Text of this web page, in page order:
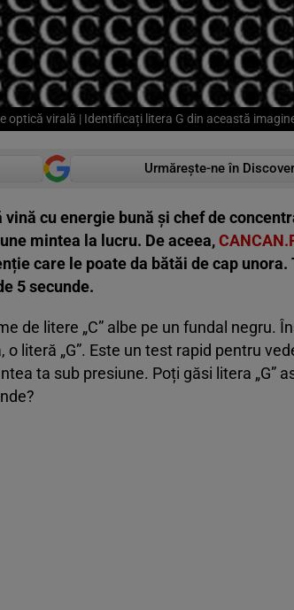
optică virală | Identificați litera G din această
Urmărește-ne în Discover
cu energie bună și chef de
mintea la lucru. De aceea,
care le poate da bătăi de cap unora.
5 secunde.
de litere „C” albe pe un fundal negru.
literă „G”. Este un test rapid pentru
ta sub presiune. Poți găsi litera „G”